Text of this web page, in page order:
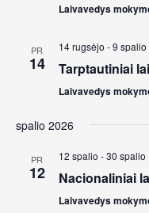
Laivavedys
PR
14
14 rugsėjo -9 spalio
Tarptautiniai
Laivavedys
spalio 2026
PR
12
12 spalio -30 spalio
Nacionaliniai
Laivavedys